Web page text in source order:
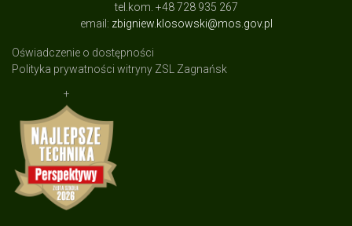
tel.kom. +48 728 935 267
email: zbigniew.klosowski@mos.gov.pl
Oświadczenie o dostępności
Polityka prywatności witryny ZSL Zagnańsk
+